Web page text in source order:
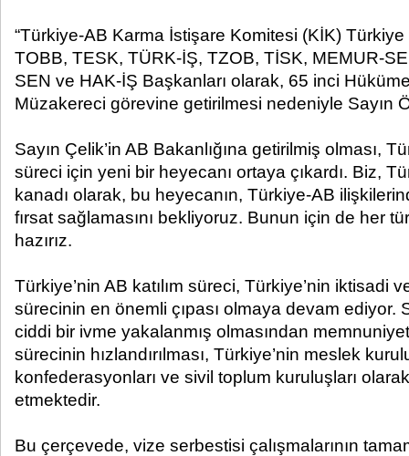
“Türkiye-AB Karma İstişare Komitesi (KİK)
TOBB, TESK, TÜRK-İŞ, TZOB, TİSK, MEMUR-
SEN ve HAK-İŞ Başkanları olarak, 65 inci
Müzakereci görevine getirilmesi nedeniyle Sayın
Sayın Çelik’in AB Bakanlığına getirilmiş olması,
süreci için yeni bir heyecanı ortaya çıkardı. Biz,
kanadı olarak, bu heyecanın, Türkiye-AB
fırsat sağlamasını bekliyoruz. Bunun için de her
hazırız.
Türkiye’nin AB katılım süreci, Türkiye’nin iktisadi
sürecinin en önemli çıpası olmaya devam ediyor.
ciddi bir ivme yakalanmış olmasından
sürecinin hızlandırılması, Türkiye’nin meslek
konfederasyonları ve sivil toplum kuruluşları
etmektedir.
Bu çerçevede, vize serbestisi çalışmalarının